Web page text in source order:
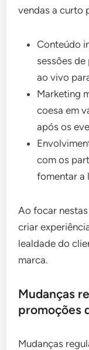
vendas a curto
Conteúdo
sessões
ao vivo
Marketing
coesa em
após os
com os
fomentar a
Ao focar
criar
lealdade do
marca.
Mudanças
promoções
Mudanças